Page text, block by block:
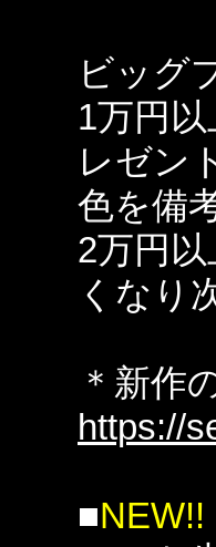
ビッグ
1万円
レゼン
色を備
2万円
くなり
＊新作
https://
■NEW!!